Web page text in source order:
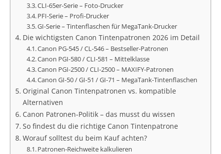
CLI-65er-Serie – Foto-Drucker
PFI-Serie – Profi-Drucker
GI-Serie – Tintenflaschen für MegaTank-Drucker
Die wichtigsten Canon Tintenpatronen 2026 im Detail
Canon PG-545 / CL-546 – Bestseller-Patronen
Canon PGI-580 / CLI-581 – Mittelklasse
Canon PGI-2500 / CLI-2500 – MAXIFY-Patronen
Canon GI-50 / GI-51 / GI-71 – MegaTank-Tintenflaschen
Original Canon Tintenpatronen vs. kompatible
Alternativen
Canon Patronen-Politik – das musst du wissen
So findest du die richtige Canon Tintenpatrone
Worauf solltest du beim Kauf achten?
Patronen-Reichweite kalkulieren